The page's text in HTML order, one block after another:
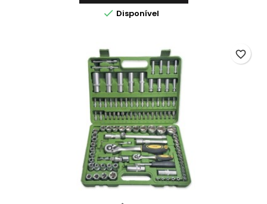
 Disponível
favorite_border